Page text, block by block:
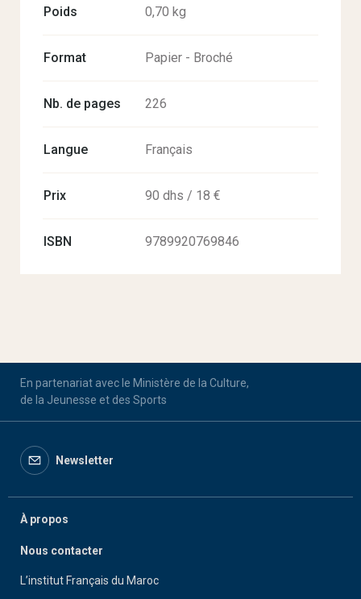
Poids 0,70 kg
Format Papier - Broché
Nb. de pages 226
Langue Français
Prix 90 dhs / 18 €
ISBN 9789920769846
En partenariat avec le Ministère de la Culture,
de la Jeunesse et des Sports
Newsletter
À propos
Nous contacter
L’institut Français du Maroc